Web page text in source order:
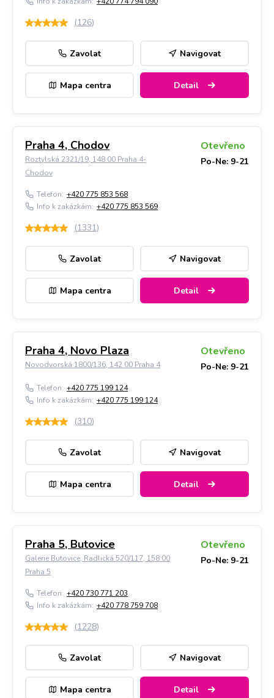
(126)
Zavolat Navigovat
Mapa centra Detail
Praha 4, Chodov
Roztylská 2321/19, 148 00 Praha 4-
Chodov
Otevřeno
Po-Ne: 9-21
Telefon: +420 775 853 568
Info k zakázkám: +420 775 853 569
(1331)
Zavolat Navigovat
Mapa centra Detail
Praha 4, Novo Plaza
Novodvorská 1800/136, 142 00 Praha 4
Otevřeno
Po-Ne: 9-21
Telefon: +420 775 199 124
Info k zakázkám: +420 775 199 124
(310)
Zavolat Navigovat
Mapa centra Detail
Praha 5, Butovice
Galerie Butovice, Radlická 520/117, 158 00
Praha 5
Otevřeno
Po-Ne: 9-21
Telefon: +420 730 771 203
Info k zakázkám: +420 778 759 708
(1228)
Zavolat Navigovat
Mapa centra Detail